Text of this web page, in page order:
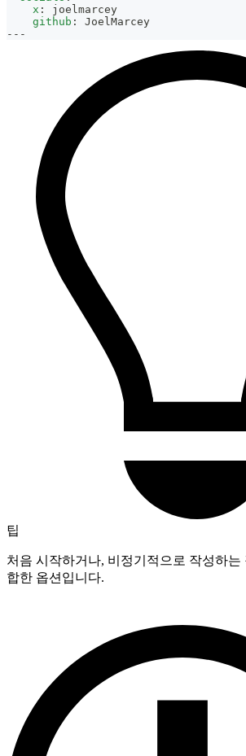
x :
joelmarcey
github :
JoelMarcey
---
팁
처음 시작하거나, 비정기적으로 작성하는
합한 옵션입니다.